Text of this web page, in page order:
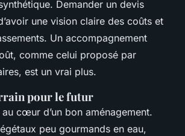
Demander un devis
une vision claire des coûts et
Un accompagnement
comme celui proposé par
est un vrai plus.
pour le futur
cœur d’un bon aménagement.
peu gourmands en eau,